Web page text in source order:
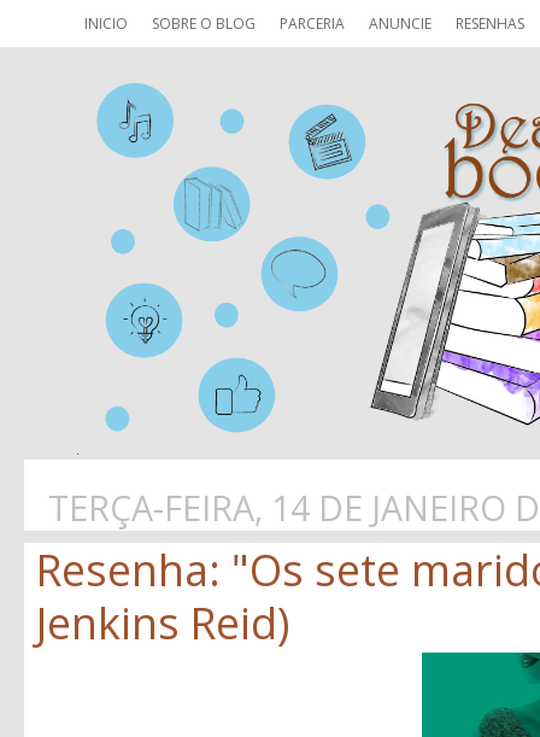
INICIO SOBRE O BLOG PARCERIA ANUNCIE RESENHAS
TERÇA-FEIRA, 14 DE JANEIRO
Resenha: "Os sete
Jenkins Reid)